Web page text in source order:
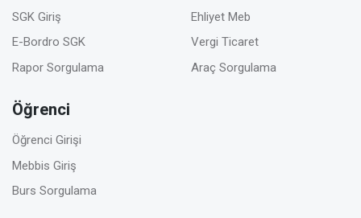
SGK Giriş
E-Bordro SGK
Rapor Sorgulama
Ehliyet Meb
Vergi Ticaret
Araç Sorgulama
Öğrenci
Öğrenci Girişi
Mebbis Giriş
Burs Sorgulama